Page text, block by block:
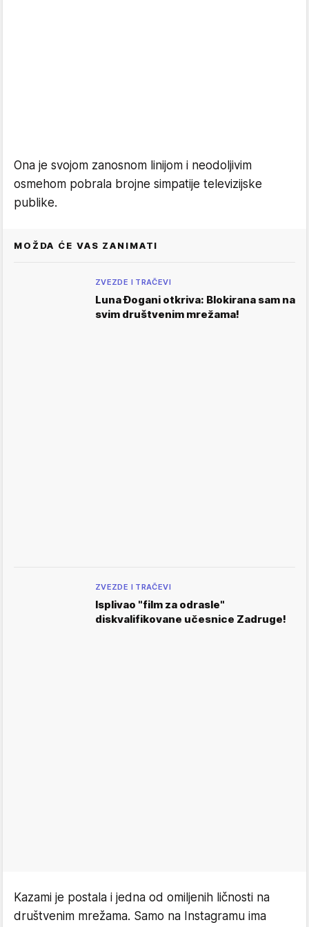
Ona je svojom zanosnom linijom i neodoljivim
osmehom pobrala brojne simpatije televizijske
publike.
MOŽDA ĆE VAS ZANIMATI
ZVEZDE I TRAČEVI
Luna Đogani otkriva: Blokirana sam na
svim društvenim mrežama!
ZVEZDE I TRAČEVI
Isplivao "film za odrasle"
diskvalifikovane učesnice Zadruge!
Kazami je postala i jedna od omiljenih ličnosti na
društvenim mrežama. Samo na Instagramu ima